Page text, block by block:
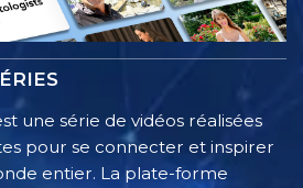
une série de vidéos réalisées
pour se connecter et inspirer
entier. La plate-forme